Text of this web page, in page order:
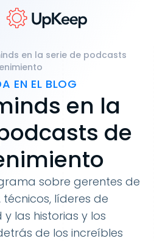
en la serie de podcasts
EN EL BLOG
en la
de
sobre gerentes de
líderes de
las historias y los
de los increíbles